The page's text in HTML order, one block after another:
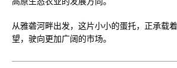
从雅砻河畔出发，这片小小的蛋托，正承载
望，驶向更加广阔的市场。